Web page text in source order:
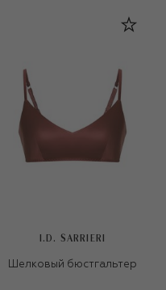
I.D. SARRIERI
Шелковый бюстгальтер